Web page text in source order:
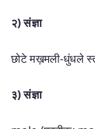
२) संज्ञा
छोटे मख़मली-धुंधले
३) संज्ञा